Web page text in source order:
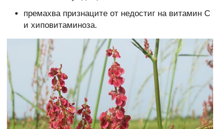
премахва признаците от недостиг на витамин С
и хиповитаминоза.